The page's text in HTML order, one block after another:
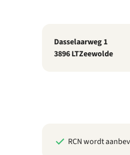
Dasselaarweg 1
3896 LTZeewolde
RCN wordt